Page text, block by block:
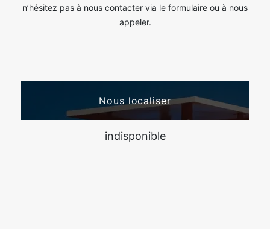
n’hésitez pas à nous contacter via le formulaire ou à nous
appeler.
Nous localiser
indisponible